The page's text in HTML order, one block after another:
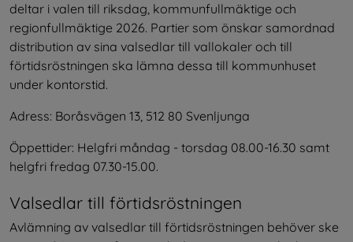
deltar i valen till riksdag, kommunfullmäktige och
regionfullmäktige 2026. Partier som önskar samordnad
distribution av sina valsedlar till vallokaler och till
förtidsröstningen ska lämna dessa till kommunhuset
under kontorstid.
Adress: Boråsvägen 13, 512 80 Svenljunga
Öppettider: Helgfri måndag - torsdag 08.00-16.30 samt
helgfri fredag 07.30-15.00.
Valsedlar till förtidsröstningen
Avlämning av valsedlar till förtidsröstningen behöver ske